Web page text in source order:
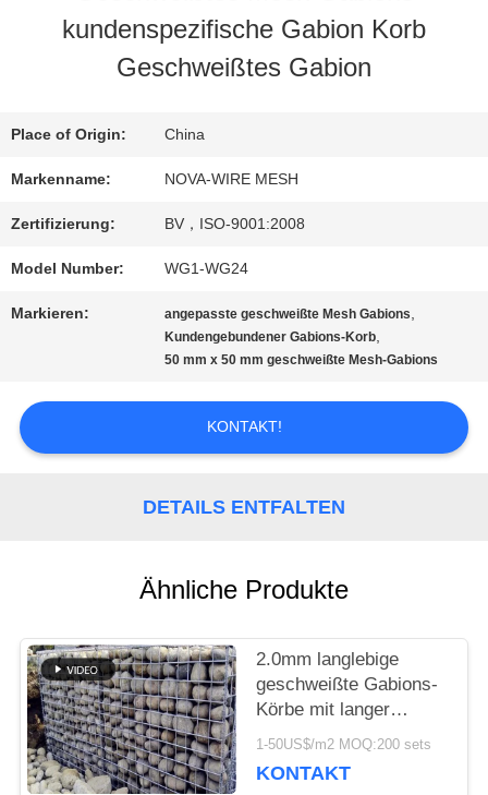
ÜBER
WERKSBESICHTIGUNG
KONTAKT
UNS
NEUIGKEITEN
RECHTSSACHEN
SITEMAP
DATENSCHUTZRICHTLINIE
kundenspezifische Gabion Korb
Geschweißtes Gabion
Place of Origin: China
Markenname: NOVA-WIRE MESH
Zertifizierung: BV，ISO-9001:2008
Model Number: WG1-WG24
Markieren: angepasste geschweißte Mesh Gabions,
Kundengebundener Gabions-Korb,
50 mm x 50 mm geschweißte Mesh-Gabions
KONTAKT!
DETAILS ENTFALTEN
Ähnliche Produkte
2.0mm langlebige
geschweißte Gabions-
Körbe mit langer
Lebensdauer im
1-50US$/m2 MOQ:200 sets
KONTAKT